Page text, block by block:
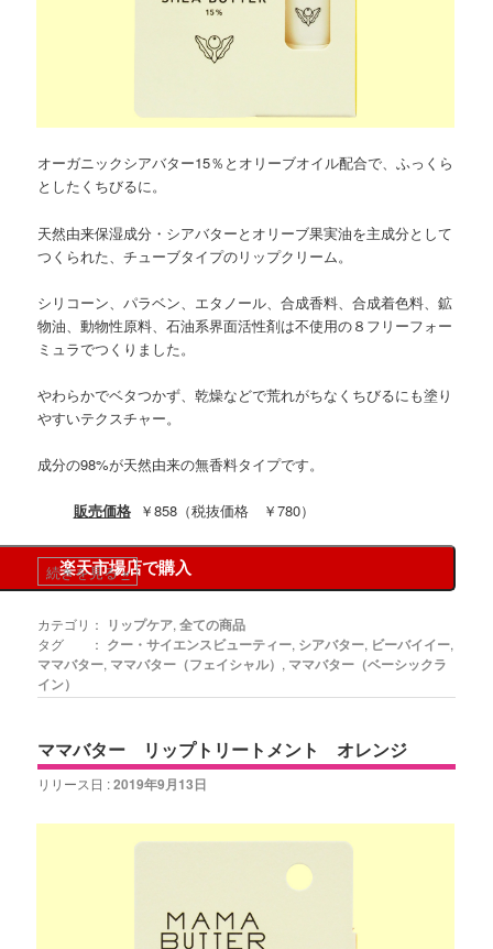
オーガニックシアバター15％とオリーブオイル配合で、ふっくら
としたくちびるに。
天然由来保湿成分・シアバターとオリーブ果実油を主成分として
つくられた、チューブタイプのリップクリーム。
シリコーン、パラベン、エタノール、合成香料、合成着色料、鉱
物油、動物性原料、石油系界面活性剤は不使用の８フリーフォー
ミュラでつくりました。
やわらかでベタつかず、乾燥などで荒れがちなくちびるにも塗り
やすいテクスチャー。
成分の98%が天然由来の無香料タイプです。
販売価格￥858（税抜価格 ￥780）
楽天市場店で購入
続きを見る»
カテゴリ： リップケア,全ての商品
タグ ： クー・サイエンスビューティー, シアバター, ビーバイイー,
ママバター, ママバター（フェイシャル） , ママバター（ベーシックラ
イン）
ママバター リップトリートメント オレンジ
リリース日 :2019年9月13日